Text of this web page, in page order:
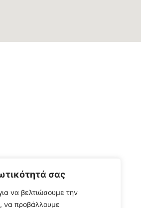
σας
να βελτιώσουμε την
να προβάλλουμε